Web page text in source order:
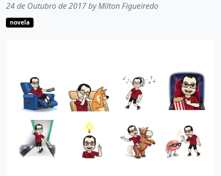
24 de Outubro de 2017 by Milton Figueiredo
novela